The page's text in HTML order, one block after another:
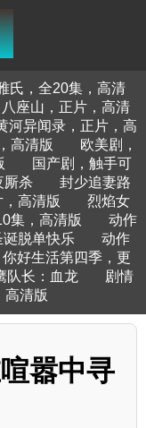
氏，全20集，高清
座山，正片，高清
河异闻录，正片，高
高清版
欧美剧，
国产剧，触手可
厮杀
封少追妻路
高清版
烈焰女
集，高清版
动作
诞脱单快乐
动作
好生活第四季，更
队长：血龙
剧情
高清版
嚣中寻